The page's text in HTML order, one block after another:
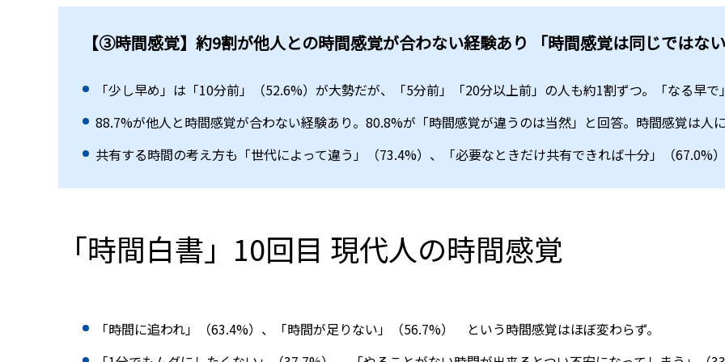
【③時間感覚】 約9割が他人との時間感覚が合わない経験あり 「時間感覚は同じではな
「少し早め」は「10分前」（52.6%）が大勢だが、「5分前」「20分以上前」の人も約1割ずつ。「なる早
88.7%が他人と時間感覚が合わない経験あり。80.8%が「時間感覚が違うのは当然」と回答。時間感覚は人
共有する時間の考え方も「世代によって違う」（73.4%）、「必要なときだけ共有できれば十分」（67.0%
「時間白書」10回目 現代人の時間感覚
「時間に追われ」（63.4%）、「時間が足りない」（56.7%） という時間感覚はほぼ変わらず。